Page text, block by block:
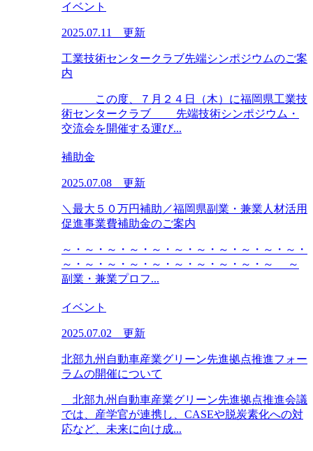
イベント
2025.07.11 更新
工業技術センタークラブ先端シンポジウムのご案
内
この度、７月２４日（木）に福岡県工業技
術センタークラブ 先端技術シンポジウム・
交流会を開催する運び...
補助金
2025.07.08 更新
＼最大５０万円補助／福岡県副業・兼業人材活用
促進事業費補助金のご案内
～・～・～・～・～・～・～・～・～・～・～・
～・～・～・～・～・～・～・～・～・～ ～
副業・兼業プロフ...
イベント
2025.07.02 更新
北部九州自動車産業グリーン先進拠点推進フォー
ラムの開催について
北部九州自動車産業グリーン先進拠点推進会議
では、産学官が連携し、CASEや脱炭素化への対
応など、未来に向け成...